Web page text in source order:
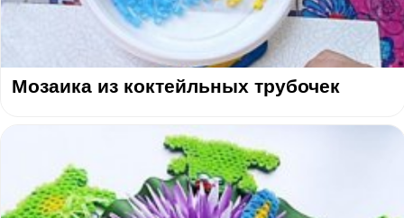
Мозаика из коктейльных трубочек